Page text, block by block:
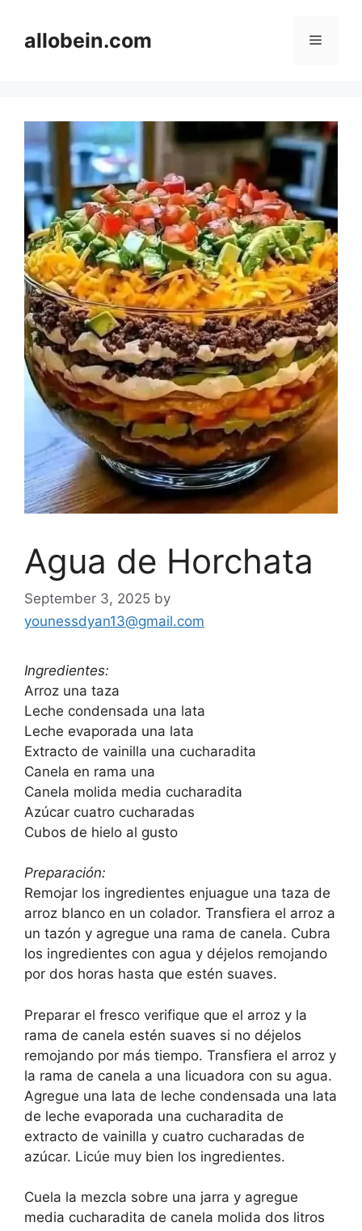
contentallobein.com Menu
Agua de Horchata
September 3, 2025 by
younessdyan13@gmail.com
Ingredientes:
Arroz una taza
Leche condensada una lata
Leche evaporada una lata
Extracto de vainilla una cucharadita
Canela en rama una
Canela molida media cucharadita
Azúcar cuatro cucharadas
Cubos de hielo al gusto
Preparación:
Remojar los ingredientes enjuague una taza de
arroz blanco en un colador. Transfiera el arroz a
un tazón y agregue una rama de canela. Cubra
los ingredientes con agua y déjelos remojando
por dos horas hasta que estén suaves.
Preparar el fresco verifique que el arroz y la
rama de canela estén suaves si no déjelos
remojando por más tiempo. Transfiera el arroz y
la rama de canela a una licuadora con su agua.
Agregue una lata de leche condensada una lata
de leche evaporada una cucharadita de
extracto de vainilla y cuatro cucharadas de
azúcar. Licúe muy bien los ingredientes.
Cuela la mezcla sobre una jarra y agregue
media cucharadita de canela molida dos litros